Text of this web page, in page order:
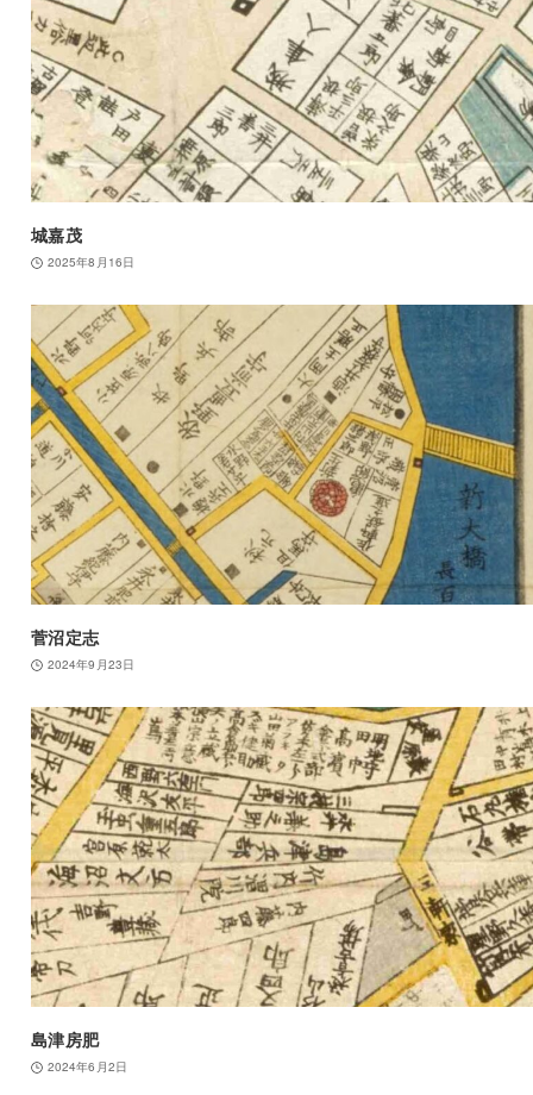
城嘉茂
2025年8月16日
菅沼定志
2024年9月23日
島津房肥
2024年6月2日